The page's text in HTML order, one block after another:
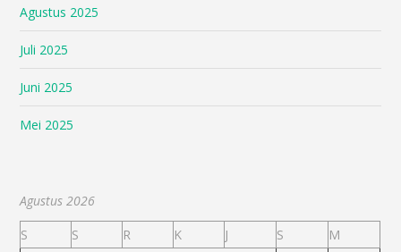
Agustus 2025
Juli 2025
Juni 2025
Mei 2025
Agustus 2026
S
S R K J S
M